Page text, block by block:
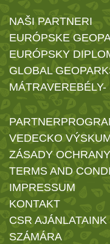
NAŠI PARTNERI
EURÓPSKE
EURÓPSKY
GLOBAL
VEDECKO
ZÁSADY
TERMS AND
IMPRESSUM
KONTAKT
CSR
SZÁMÁRA